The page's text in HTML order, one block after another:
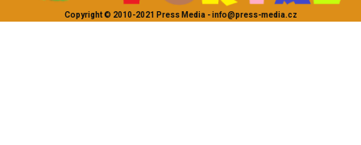
Copyright © 2010-2021 Press Media - info@press-media.cz